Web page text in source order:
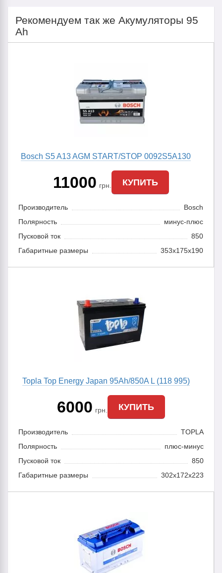
Рекомендуем так же Акумуляторы 95
Ah
Bosch S5 A13 AGM START/STOP 0092S5A130
11000 грн. КУПИТЬ
Производитель
Bosch
Полярность
минус-плюс
Пусковой ток
850
Габаритные размеры
353x175x190
Topla Top Energy Japan 95Ah/850A L (118 995)
6000 грн. КУПИТЬ
Производитель
TOPLA
Полярность
плюс-минус
Пусковой ток
850
Габаритные размеры
302х172х223